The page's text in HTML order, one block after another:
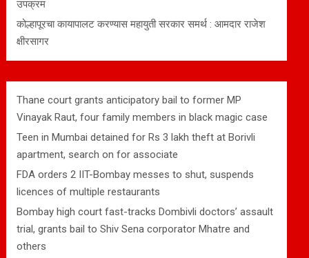
उपक्रम
कोल्हापूरचा कायापालट करण्यास महायुती सरकार समर्थ : आमदार राजेश
क्षीरसागर
Thane court grants anticipatory bail to former MP
Vinayak Raut, four family members in black magic case
Teen in Mumbai detained for Rs 3 lakh theft at Borivli
apartment, search on for associate
FDA orders 2 IIT-Bombay messes to shut, suspends
licences of multiple restaurants
Bombay high court fast-tracks Dombivli doctors’ assault
trial, grants bail to Shiv Sena corporator Mhatre and
others